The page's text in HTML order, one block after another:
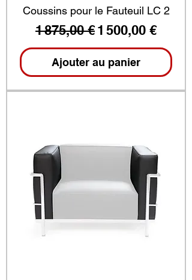
Coussins pour le Fauteuil LC 2
Prix original
1 875,00 €Prix
1 500,00 €
Ajouter au panier